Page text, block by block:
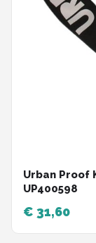
Urban Proof
UP400598
€ 31,60